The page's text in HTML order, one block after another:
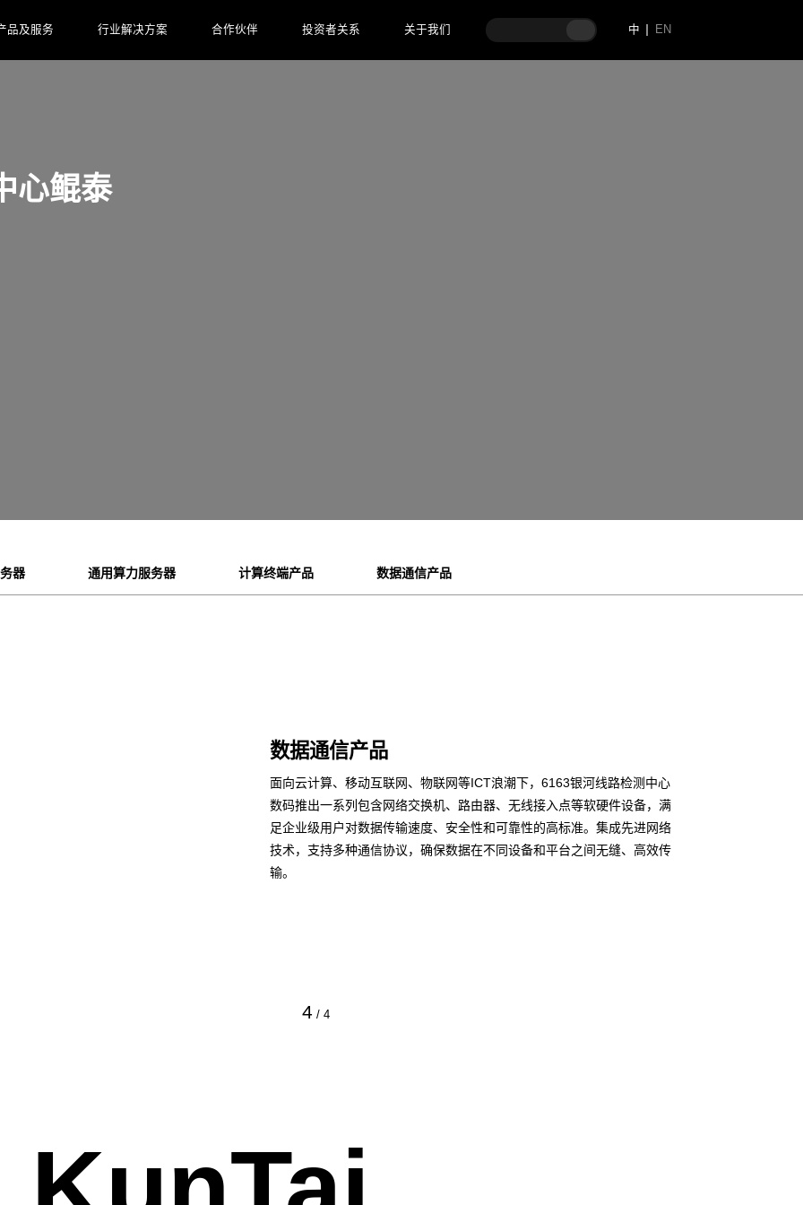
品及服务 行业解决方案 合作伙伴 投资者关系 关于我们 中 EN
心鲲泰
器 通用算力服务器 计算终端产品 数据通信产品
4 / 4
数据通信产品
面向云计算、移动互联网、物联网等ICT浪潮下，6163银河线路检测中心
数码推出一系列包含网络交换机、路由器、无线接入点等软硬件设备，满
足企业级用户对数据传输速度、安全性和可靠性的高标准。集成先进网络
技术，支持多种通信协议，确保数据在不同设备和平台之间无缝、高效传
输。